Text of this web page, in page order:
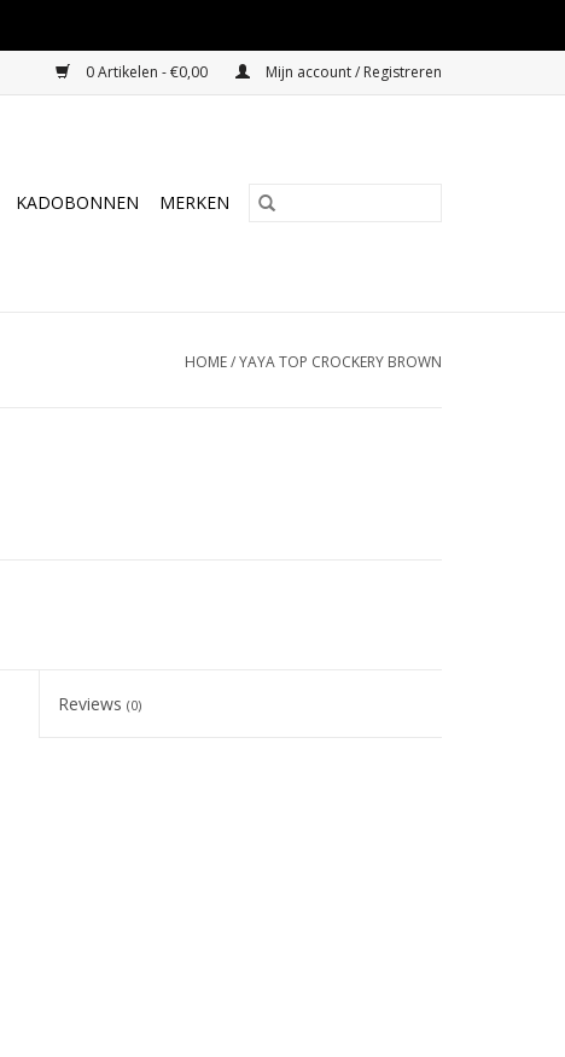
0 Artikelen - €0,00 Mijn account / Registreren
KADOBONNEN MERKEN
HOME/YAYA TOP CROCKERY BROWN
Reviews(0)